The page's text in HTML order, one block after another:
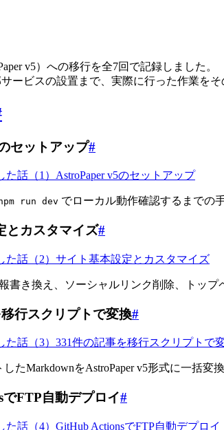
v5）への移行を全7回で記録しました。
ービスの設置まで、実際に行った作業をそ
セットアップ#
た話（1）AstroPaper v5のセットアップ
run dev でローカル動作確認するまでの
カスタマイズ#
た話（2）サイト基本設定とカスタマイズ
書き換え、ソーシャルリンク削除、トッ
行スクリプトで変換#
た話（3）331件の記事を移行スクリプトで
したMarkdownをAstroPaper v5形式に一括
FTP自動デプロイ#
た話（4）GitHub ActionsでFTP自動デプロイ